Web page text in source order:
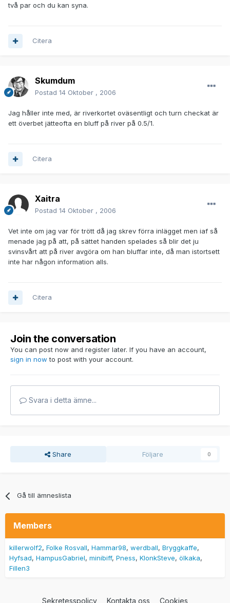
två par och du kan syna.
Citera
Skumdum
Postad 14 Oktober , 2006
Jag håller inte med, är riverkortet oväsentligt och turn checkat är
ett överbet jätteofta en bluff på river på 0.5/1.
Citera
Xaitra
Postad 14 Oktober , 2006
Vet inte om jag var för trött då jag skrev förra inlägget men iaf så
menade jag på att, på sättet handen spelades så blir det ju
svinsvårt att på river avgöra om han bluffar inte, då man istortsett
inte har någon information alls.
Citera
Join the conversation
You can post now and register later. If you have an account,
sign in now to post with your account.
Svara i detta ämne...
Share Följare 0
Gå till ämneslista
Members
killerwolf2 Folke Rosvall Hammar98 werdball Bryggkaffe
Hyfsad HampusGabriel minibiff Pness KlonkSteve ölkaka
Fillen3
Sekretesspolicy Kontakta oss Cookies